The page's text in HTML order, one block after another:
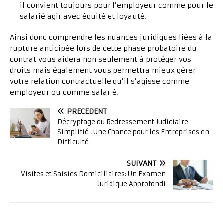
il convient toujours pour l’employeur comme pour le
salarié agir avec équité et loyauté.
Ainsi donc comprendre les nuances juridiques liées à la
rupture anticipée lors de cette phase probatoire du
contrat vous aidera non seulement à protéger vos
droits mais également vous permettra mieux gérer
votre relation contractuelle qu’il s’agisse comme
employeur ou comme salarié.
PRÉCÉDENT
Décryptage du Redressement Judiciaire
Simplifié : Une Chance pour les Entreprises en
Difficulté
SUIVANT
Visites et Saisies Domiciliaires: Un Examen
Juridique Approfondi